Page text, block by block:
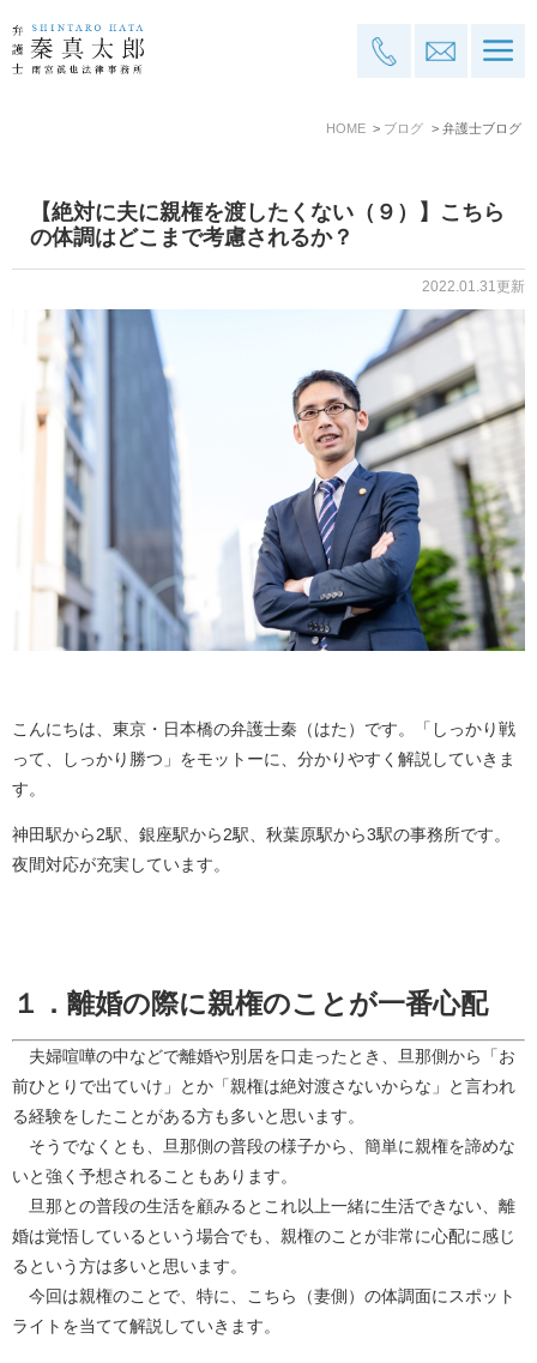
HOME ブログ 弁護士ブログ
【絶対に夫に親権を渡したくない（９）】こちら
の体調はどこまで考慮されるか？
2022.01.31更新
こんにちは、東京・日本橋の弁護士秦（はた）です。「しっかり戦
って、しっかり勝つ」をモットーに、分かりやすく解説していきま
す。
神田駅から2駅、銀座駅から2駅、秋葉原駅から3駅の事務所です。
夜間対応が充実しています。
１．離婚の際に親権のことが一番心配
夫婦喧嘩の中などで離婚や別居を口走ったとき、旦那側から「お
前ひとりで出ていけ」とか「親権は絶対渡さないからな」と言われ
る経験をしたことがある方も多いと思います。
そうでなくとも、旦那側の普段の様子から、簡単に親権を諦めな
いと強く予想されることもあります。
旦那との普段の生活を顧みるとこれ以上一緒に生活できない、離
婚は覚悟しているという場合でも、親権のことが非常に心配に感じ
るという方は多いと思います。
今回は親権のことで、特に、こちら（妻側）の体調面にスポット
ライトを当てて解説していきます。